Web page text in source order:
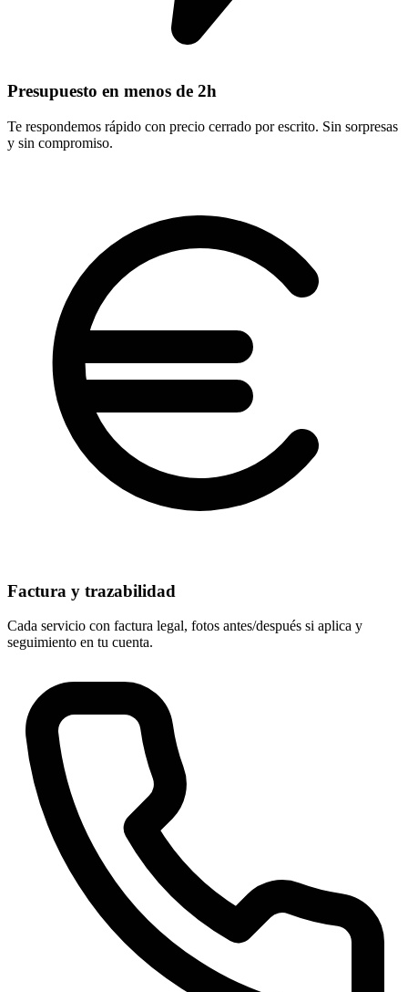
Presupuesto en menos de 2h
Te respondemos rápido con precio cerrado por escrito. Sin sorpresas
y sin compromiso.
Factura y trazabilidad
Cada servicio con factura legal, fotos antes/después si aplica y
seguimiento en tu cuenta.